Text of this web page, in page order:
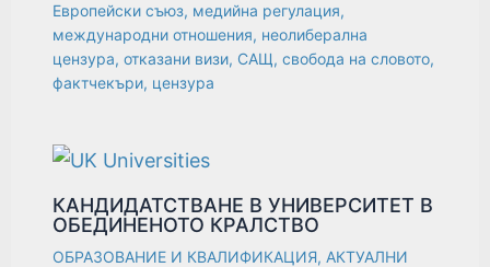
Европейски съюз, медийна регулация,
международни отношения, неолиберална
цензура,отказани визи, САЩ,свобода на словото,
фактчекъри, цензура
КАНДИДАТСТВАНЕ В УНИВЕРСИТЕТ В
ОБЕДИНЕНОТО КРАЛСТВО
ОБРАЗОВАНИЕ И КВАЛИФИКАЦИЯ, АКТУАЛНИ